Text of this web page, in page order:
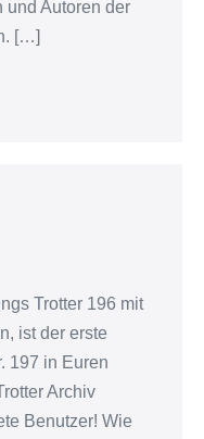
und Autoren der
[…]
Trotter 196 mit
ist der erste
197 in Euren
Archiv
Benutzer! Wie